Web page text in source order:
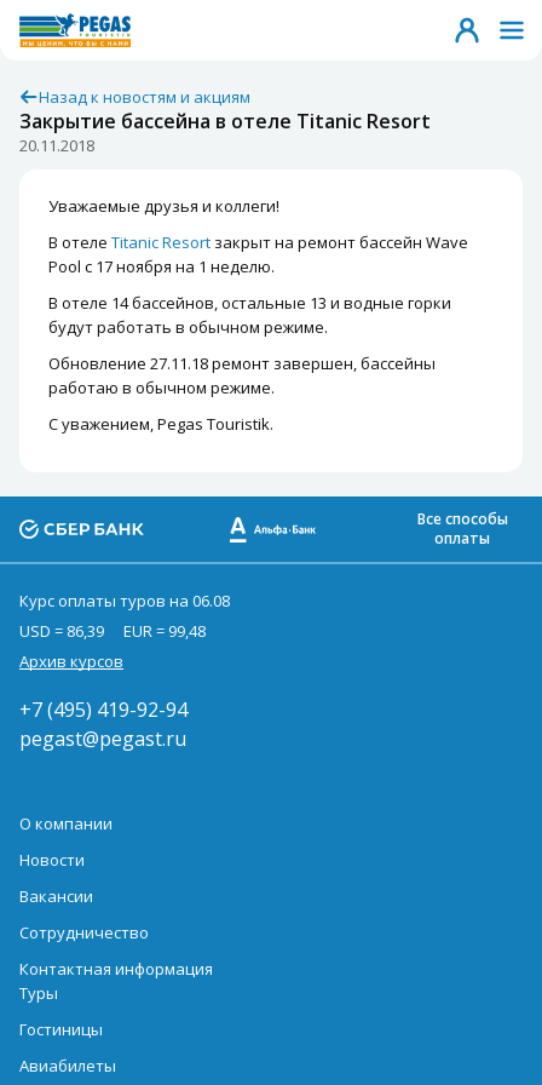
Назад к новостям и акциям
Закрытие бассейна в отеле Titanic Resort
20.11.2018
Уважаемые друзья и коллеги!
В отеле Titanic Resort закрыт на ремонт бассейн Wave
Pool с 17 ноября на 1 неделю.
В отеле 14 бассейнов, остальные 13 и водные горки
будут работать в обычном режиме.
Обновление 27.11.18ремонт завершен, бассейны
работаю в обычном режиме.
С уважением, Pegas Touristik.
Все способы
оплаты
Курс оплаты туров на 06.08
USD = 86,39
EUR = 99,48
Архив курсов
+7 (495) 419-92-94
pegast@pegast.ru
О компании
Новости
Вакансии
Сотрудничество
Контактная информация
Туры
Гостиницы
Авиабилеты